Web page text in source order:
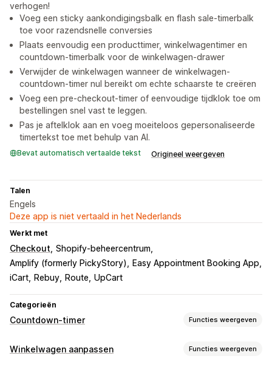
verhogen!
Voeg een sticky aankondigingsbalk en flash sale-timerbalk
toe voor razendsnelle conversies
Plaats eenvoudig een producttimer, winkelwagentimer en
countdown-timerbalk voor de winkelwagen-drawer
Verwijder de winkelwagen wanneer de winkelwagen-
countdown-timer nul bereikt om echte schaarste te creëren
Voeg een pre-checkout-timer of eenvoudige tijdklok toe om
bestellingen snel vast te leggen.
Pas je aftelklok aan en voeg moeiteloos gepersonaliseerde
timertekst toe met behulp van AI.
Bevat automatisch vertaalde tekst Origineel weergeven
Talen
Engels
Deze app is niet vertaald in het Nederlands
Werkt met
Checkout Shopify-beheercentrum
Amplify (formerly PickyStory)
Easy Appointment Booking App
iCart
Rebuy Route UpCart
Categorieën
Countdown-timer Functies weergeven
Weergaveopties
Winkelwagen aanpassen Functies weergeven